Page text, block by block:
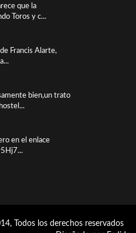
que la
Toros y c...
Francis Alarte,
bien,un trato
en el enlace
Todos los derechos reservados